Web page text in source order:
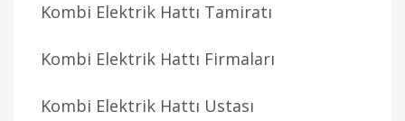
Kombi Elektrik Hattı Tamiratı
Kombi Elektrik Hattı Firmaları
Kombi Elektrik Hattı Ustası